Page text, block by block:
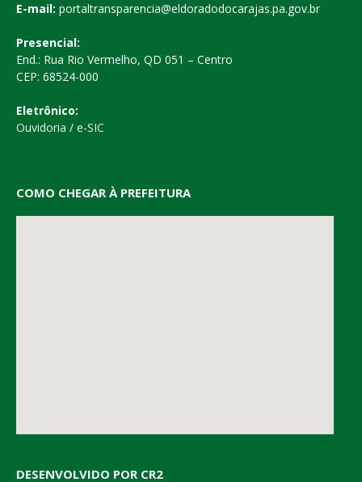
E-mail: portaltransparencia@eldoradodocarajas.pa.gov.br
Presencial:
End.: Rua Rio Vermelho, QD 051 – Centro
CEP: 68524-000
Eletrônico:
Ouvidoria / e-SIC
COMO CHEGAR À PREFEITURA
DESENVOLVIDO POR CR2